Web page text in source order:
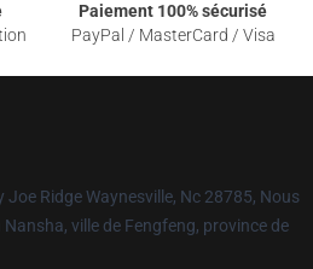
Paiement 100% sécurisé
PayPal / MasterCard / Visa
Joe Ridge Waynesville, Nc 28785, Nous
Nansha, ville de Fengfeng, province de